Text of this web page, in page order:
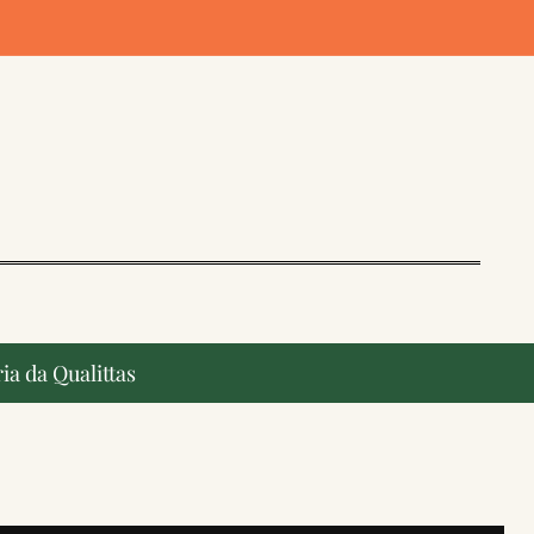
da Qualittasdestaque na imprensa